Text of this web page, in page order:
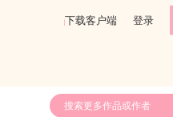
下载客户端 登录